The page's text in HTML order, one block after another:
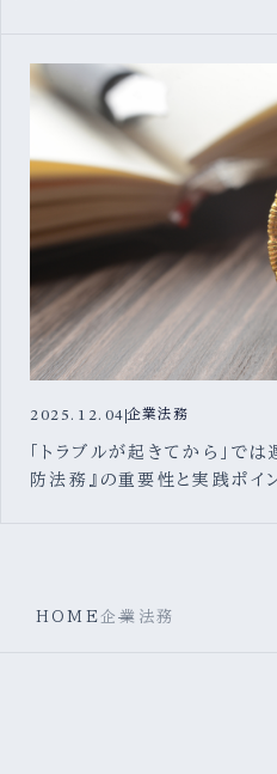
2025.12.04 企業法務
「トラブルが起きてから」で
防法務』の重要性と実践ポイ
HOME 企業法務